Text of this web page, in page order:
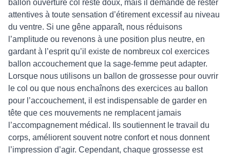
ballon ouverture col reste doux, mais il demande de rester
attentives à toute sensation d’étirement excessif au niveau
du ventre. Si une gêne apparaît, nous réduisons
l’amplitude ou revenons à une position plus neutre, en
gardant à l’esprit qu’il existe de nombreux col exercices
ballon accouchement que la sage-femme peut adapter.
Lorsque nous utilisons un ballon de grossesse pour ouvrir
le col ou que nous enchaînons des exercices au ballon
pour l’accouchement, il est indispensable de garder en
tête que ces mouvements ne remplacent jamais
l’accompagnement médical. Ils soutiennent le travail du
corps, améliorent souvent notre confort et nous donnent
l’impression d’agir. Cependant, chaque grossesse est